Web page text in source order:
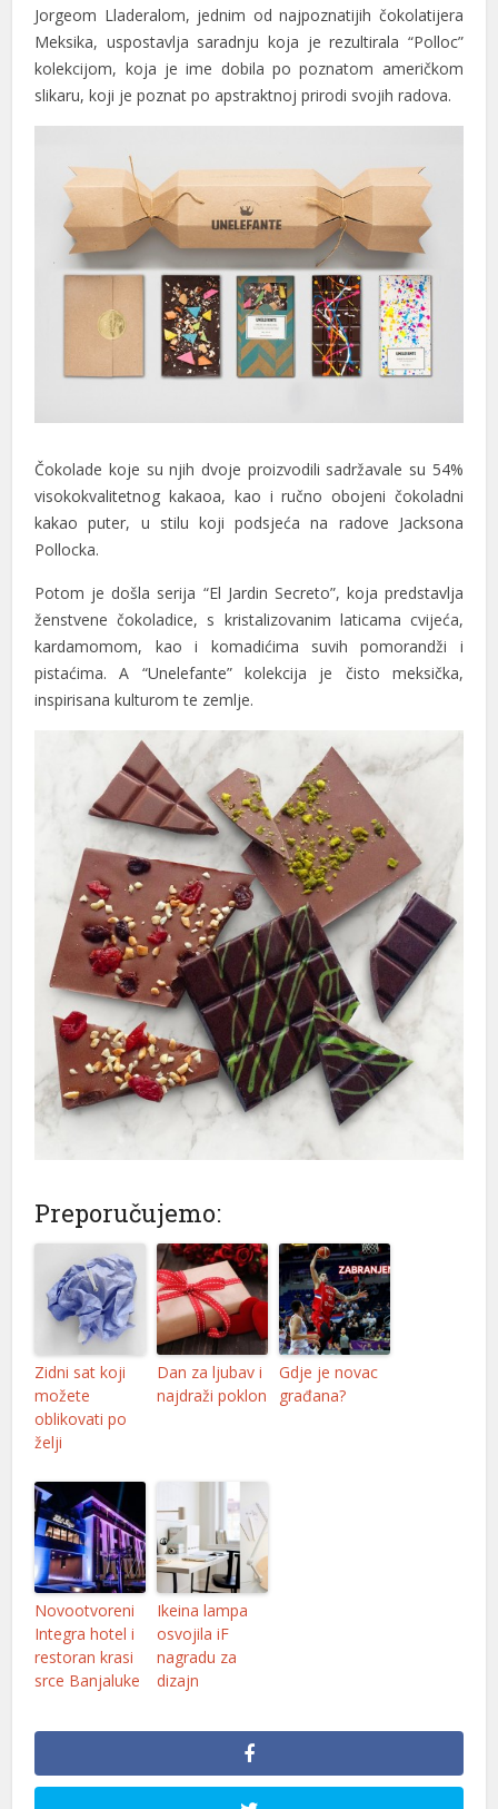
Jorgeom Lladeralom, jednim od najpoznatijih čokolatijera
Meksika, uspostavlja saradnju koja je rezultirala “Polloc”
kolekcijom, koja je ime dobila po poznatom američkom
slikaru, koji je poznat po apstraktnoj prirodi svojih radova.
Čokolade koje su njih dvoje proizvodili sadržavale su 54%
visokokvalitetnog kakaoa, kao i ručno obojeni čokoladni
kakao puter, u stilu koji podsjeća na radove Jacksona
Pollocka.
Potom je došla serija “El Jardin Secreto”, koja predstavlja
ženstvene čokoladice, s kristalizovanim laticama cvijeća,
kardamomom, kao i komadićima suvih pomorandži i
pistaćima. A “Unelefante” kolekcija je čisto meksička,
inspirisana kulturom te zemlje.
Preporučujemo:
Zidni sat koji
možete
oblikovati po
želji
Dan za ljubav i
najdraži poklon
Gdje je novac
građana?
Novootvoreni
Integra hotel i
restoran krasi
srce Banjaluke
Ikeina lampa
osvojila iF
nagradu za
dizajn